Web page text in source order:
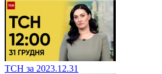
ТСН за 2023.12.31